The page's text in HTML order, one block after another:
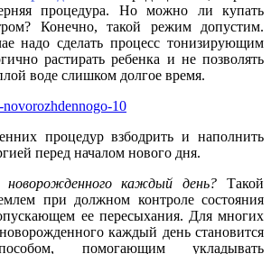
процедура. Но можно ли купать
Конечно, такой режим допустим.
надо сделать процесс тонизирующим
растирать ребенка и не позволять
воде слишком долгое время.
процедур взбодрить и наполнить
перед началом нового дня.
каждый день? Такой
при должном контроле состояния
ее пересыхания. Для многих
каждый день становится
помогающим укладывать